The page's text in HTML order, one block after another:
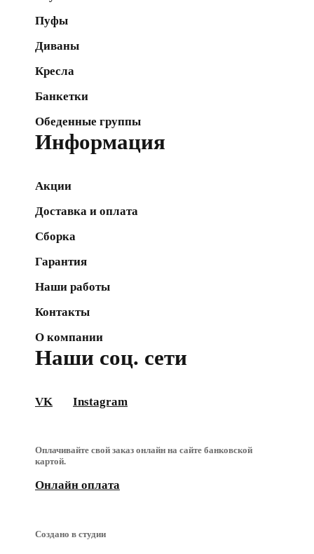
Пуфы
Диваны
Кресла
Банкетки
Обеденные группы
Информация
Акции
Доставка и оплата
Сборка
Гарантия
Наши работы
Контакты
О компании
Наши соц. сети
VK Instagram
Оплачивайте свой заказ онлайн на сайте банковской
картой.
Онлайн оплата
Создано в студии